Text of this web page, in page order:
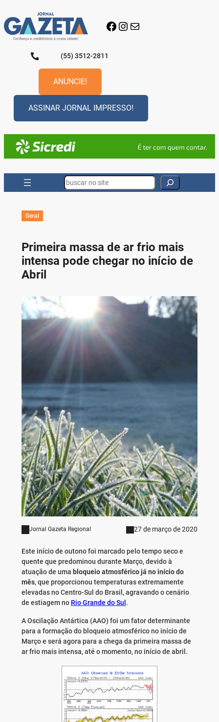
para
o
conteúdo
Facebook
Instagram
E-mail
(55) 3512-2811
ANUNCIE!
ASSINAR JORNAL IMPRESSO!
Search
Geral
Primeira massa de ar frio mais
intensa pode chegar no início de
Abril
Jornal Gazeta Regional 27 de março de 2020
Este início de outono foi marcado pelo tempo seco e
quente que predominou durante Março, devido à
atuação de uma bloqueio atmosférico já no início do
mês, que proporcionou temperaturas extremamente
elevadas no Centro-Sul do Brasil, agravando o cenário
de estiagem no Rio Grande do Sul .
A Oscilação Antártica (AAO) foi um fator determinante
para a formação do bloqueio atmosférico no início de
Março e será agora para a chega da primeira massa de
ar friomais intensa, até o momento, no início de abril.